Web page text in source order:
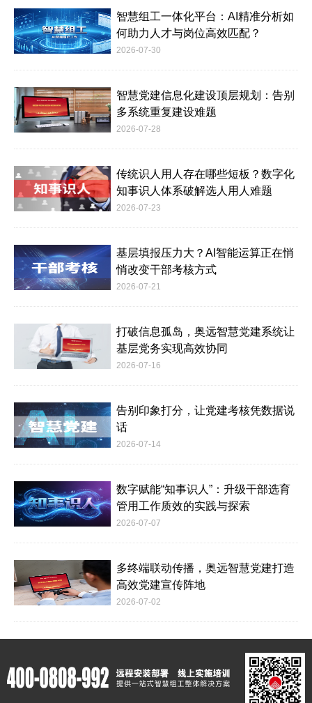
智慧组工一体化平台：AI精准分析如
何助力人才与岗位高效匹配？
2026-07-30
智慧党建信息化建设顶层规划：告别
多系统重复建设难题
2026-07-28
传统识人用人存在哪些短板？数字化
知事识人体系破解选人用人难题
2026-07-23
基层填报压力大？AI智能运算正在悄
悄改变干部考核方式
2026-07-21
打破信息孤岛，奥远智慧党建系统让
基层党务实现高效协同
2026-07-16
告别印象打分，让党建考核凭数据说
话
2026-07-14
数字赋能“知事识人”：升级干部选育
管用工作质效的实践与探索
2026-07-07
多终端联动传播，奥远智慧党建打造
高效党建宣传阵地
2026-07-02